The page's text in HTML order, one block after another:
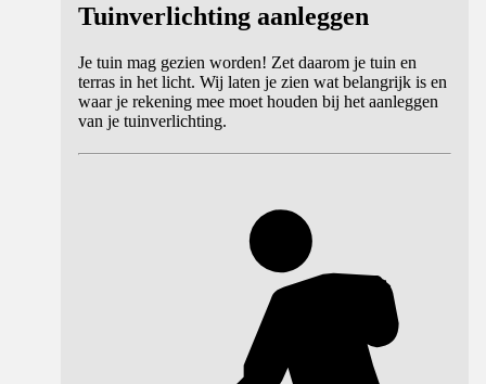
Tuinverlichting aanleggen
Je tuin mag gezien worden! Zet daarom je tuin en
terras in het licht. Wij laten je zien wat belangrijk is en
waar je rekening mee moet houden bij het aanleggen
van je tuinverlichting.